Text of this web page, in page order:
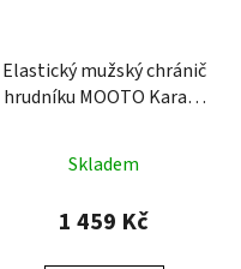
Elastický mužský chránič
hrudníku MOOTO Karate
Skladem
1 459 Kč